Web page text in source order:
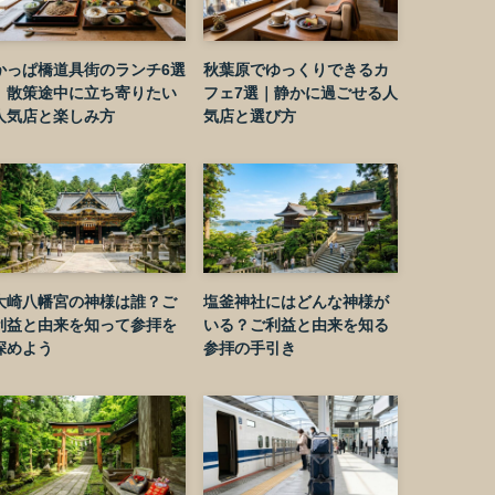
っぱ橋道具街のランチ6選
散策途中に立ち寄りたい
気店と楽しみ方
秋葉原でゆっくりできるカ
フェ7選｜静かに過ごせる人
気店と選び方
崎八幡宮の神様は誰？ご
益と由来を知って参拝を
めよう
塩釜神社にはどんな神様が
いる？ご利益と由来を知る
参拝の手引き